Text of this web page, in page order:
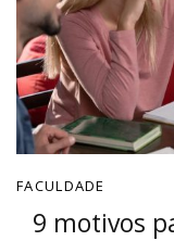
FACULDADE
9 motivos